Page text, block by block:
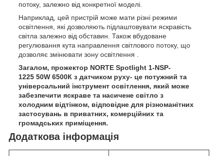
потоку, залежно від конкретної моделі.
Наприклад, цей пристрій може мати різні режими
освітлення, які дозволяють підлаштовувати яскравість
світла залежно від обставин. Також вбудоване
регулювання кута направлення світлового потоку, що
дозволяє змінювати зону освітлення .
Загалом, прожектор NORTE Spotlight 1-NSP-
1225 50W 6500К з датчиком руху- це потужний та
універсальний інструмент освітлення, який може
забезпечити яскраве та насичене світло з
холодним відтінком, відповідне для різноманітних
застосувань в приватних, комерційних та
громадських приміщення.
Додаткова інформація